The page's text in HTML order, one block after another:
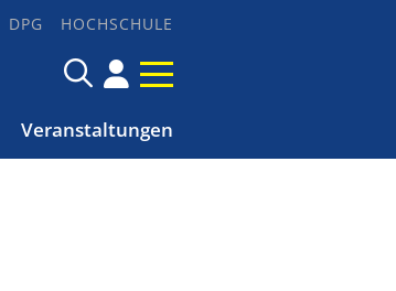
DPG HOCHSCHULE
Veranstaltungen